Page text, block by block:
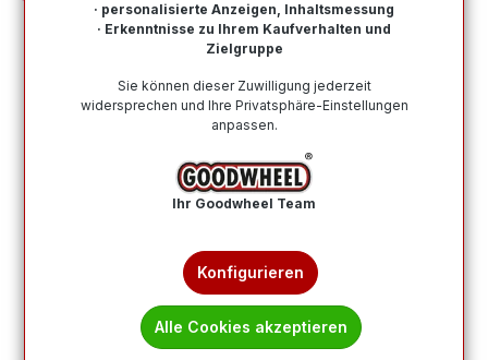
· personalisierte Anzeigen, Inhaltsmessung
· Erkenntnisse zu Ihrem Kaufverhalten und
Zielgruppe
Sie können dieser Zuwilligung jederzeit
widersprechen und Ihre Privatsphäre-Einstellungen
anpassen.
Ihr Goodwheel Team
Konfigurieren
Alle Cookies akzeptieren